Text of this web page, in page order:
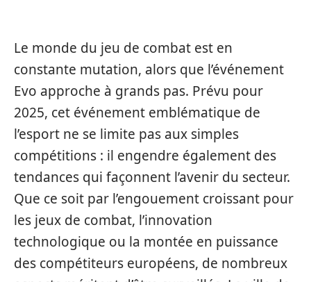
Le monde du jeu de combat est en
constante mutation, alors que l’événement
Evo approche à grands pas. Prévu pour
2025, cet événement emblématique de
l’esport ne se limite pas aux simples
compétitions : il engendre également des
tendances qui façonnent l’avenir du secteur.
Que ce soit par l’engouement croissant pour
les jeux de combat, l’innovation
technologique ou la montée en puissance
des compétiteurs européens, de nombreux